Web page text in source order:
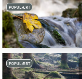
POPULÆRT
POPULÆRT